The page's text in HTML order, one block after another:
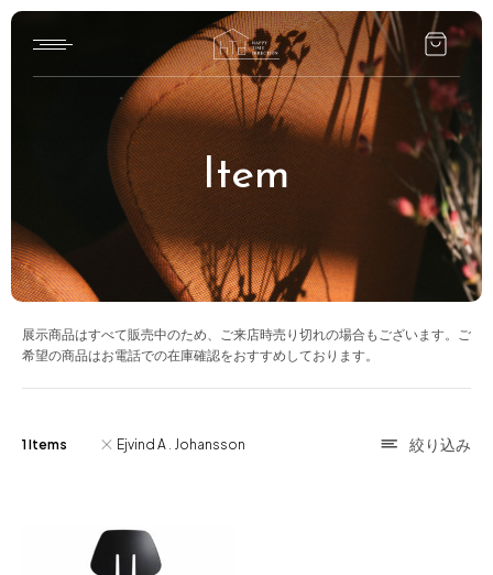
HTD style
Works
Item
News
for Business
Item
展示商品はすべて販売中のため、ご来店時売り切れの場合もございます。ご
希望の商品はお電話での在庫確認をおすすめしております。
1 Items Ejvind A . Johansson